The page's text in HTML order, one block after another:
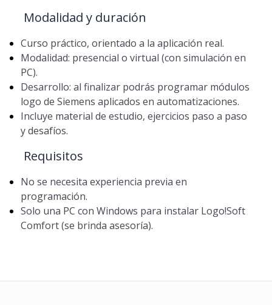
Modalidad y duración
Curso práctico, orientado a la aplicación real.
Modalidad: presencial o virtual (con simulación en
PC).
Desarrollo: al finalizar podrás programar módulos
logo de Siemens aplicados en automatizaciones.
Incluye material de estudio, ejercicios paso a paso
y desafíos.
Requisitos
No se necesita experiencia previa en
programación.
Solo una PC con Windows para instalar Logo!Soft
Comfort (se brinda asesoría).